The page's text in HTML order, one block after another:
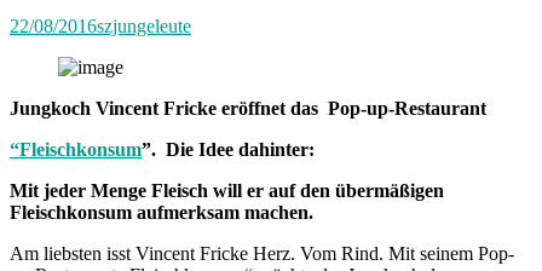
22/08/2016szjungeleute
Jungkoch Vincent Fricke eröffnet das Pop-up-Restaurant
“Fleischkonsum”. Die Idee dahinter:
Mit jeder Menge Fleisch will er auf den übermäßigen
Fleischkonsum aufmerksam machen.
Am liebsten isst Vincent Fricke Herz. Vom Rind. Mit seinem Pop-